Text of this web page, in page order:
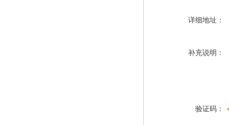
详细地址：
补充说明：
验证码：